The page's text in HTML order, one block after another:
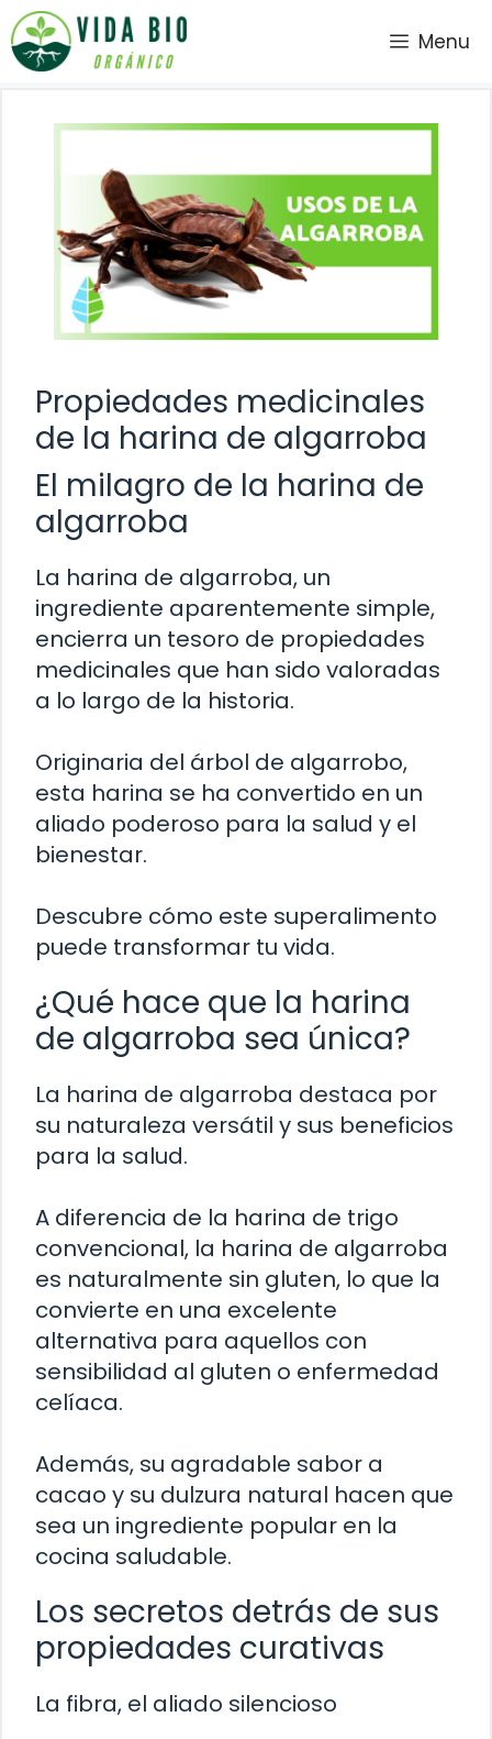
Saltar
al
contenido
Menu
Propiedades medicinales
de la harina de algarroba
El milagro de la harina de
algarroba
La harina de algarroba, un
ingrediente aparentemente simple,
encierra un tesoro de propiedades
medicinales que han sido valoradas
a lo largo de la historia.
Originaria del árbol de algarrobo,
esta harina se ha convertido en un
aliado poderoso para la salud y el
bienestar.
Descubre cómo este superalimento
puede transformar tu vida.
¿Qué hace que la harina
de algarroba sea única?
La harina de algarroba destaca por
su naturaleza versátil y sus beneficios
para la salud.
A diferencia de la harina de trigo
convencional, la harina de algarroba
es naturalmente sin gluten, lo que la
convierte en una excelente
alternativa para aquellos con
sensibilidad al gluten o enfermedad
celíaca.
Además, su agradable sabor a
cacao y su dulzura natural hacen que
sea un ingrediente popular en la
cocina saludable.
Los secretos detrás de sus
propiedades curativas
La fibra, el aliado silencioso